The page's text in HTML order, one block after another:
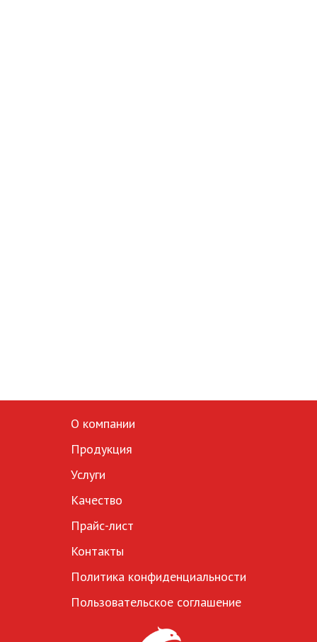
О компании
Продукция
Услуги
Качество
Прайс-лист
Контакты
Политика конфиденциальности
Пользовательское соглашение